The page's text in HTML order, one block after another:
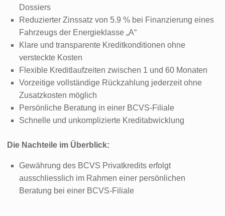
Dossiers
Reduzierter Zinssatz von 5.9 % bei Finanzierung eines
Fahrzeugs der Energieklasse „A“
Klare und transparente Kreditkonditionen ohne
versteckte Kosten
Flexible Kreditlaufzeiten zwischen 1 und 60 Monaten
Vorzeitige vollständige Rückzahlung jederzeit ohne
Zusatzkosten möglich
Persönliche Beratung in einer BCVS-Filiale
Schnelle und unkomplizierte Kreditabwicklung
Die Nachteile im Überblick:
Gewährung des BCVS Privatkredits erfolgt
ausschliesslich im Rahmen einer persönlichen
Beratung bei einer BCVS-Filiale